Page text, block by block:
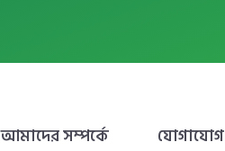
আমাদের সম্পর্কে যোগাযোগ